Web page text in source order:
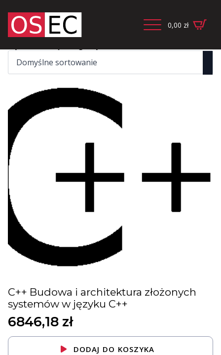
0,00 zł
C++ Budowa i architektura złożonych
systemów w języku C++
6846,18 zł
DODAJ DO KOSZYKA